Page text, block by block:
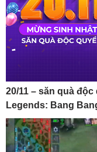
20/11 – săn quà
Legends: Bang